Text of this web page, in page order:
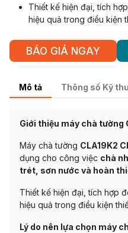
Thiết kế hiện đại, tích
hiệu quả trong điều kiện
BÁO GIÁ NGAY
Mô tả Thông số Kỹ
Giới thiệu máy chà tường
Máy chà tường CLA19K2
dụng cho công việc chà
trét, sơn nước và hoàn
Thiết kế hiện đại, tích hợp
hiệu quả trong điều kiện
Lý do nên lựa chọn máy